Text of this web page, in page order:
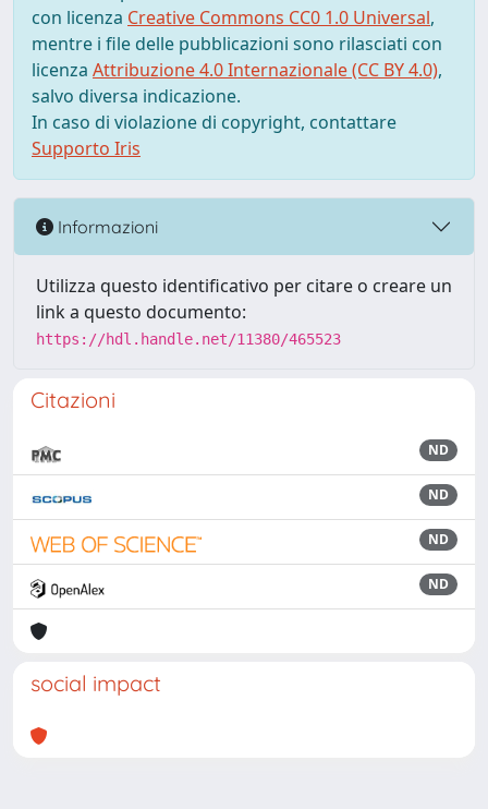
con licenza Creative Commons CC0 1.0 Universal,
mentre i file delle pubblicazioni sono rilasciati con
licenza Attribuzione 4.0 Internazionale (CC BY 4.0),
salvo diversa indicazione.
In caso di violazione di copyright, contattare
Supporto Iris
Informazioni
Utilizza questo identificativo per citare o creare un
link a questo documento:
https://hdl.handle.net/11380/465523
Citazioni
ND
ND
ND
ND
social impact